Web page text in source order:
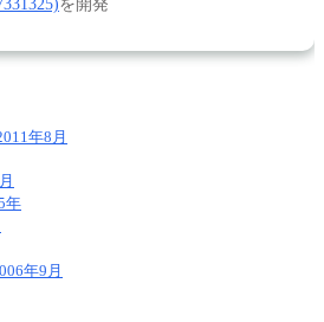
を開発
年8月
年
年9月